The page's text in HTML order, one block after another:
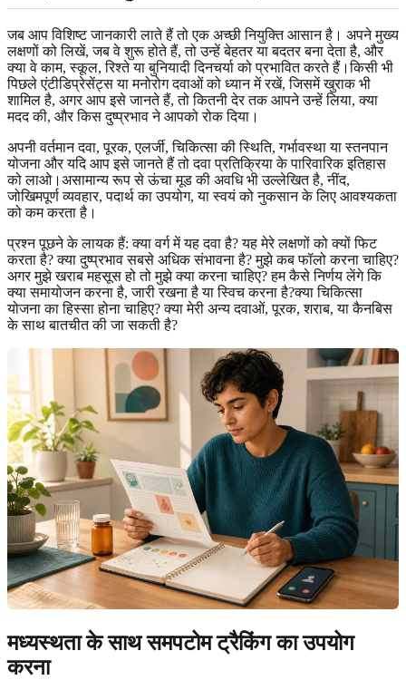
जब आप विशिष्ट जानकारी लाते हैं तो एक अच्छी नियुक्ति आसान है। अपने मुख्य
लक्षणों को लिखें, जब वे शुरू होते हैं, तो उन्हें बेहतर या बदतर बना देता है, और
क्या वे काम, स्कूल, रिश्ते या बुनियादी दिनचर्या को प्रभावित करते हैं।किसी भी
पिछले एंटीडिप्रेसेंट्स या मनोरोग दवाओं को ध्यान में रखें, जिसमें खुराक भी
शामिल है, अगर आप इसे जानते हैं, तो कितनी देर तक आपने उन्हें लिया, क्या
मदद की, और किस दुष्प्रभाव ने आपको रोक दिया।
अपनी वर्तमान दवा, पूरक, एलर्जी, चिकित्सा की स्थिति, गर्भावस्था या स्तनपान
योजना और यदि आप इसे जानते हैं तो दवा प्रतिक्रिया के पारिवारिक इतिहास
को लाओ।असामान्य रूप से ऊंचा मूड की अवधि भी उल्लेखित है, नींद,
जोखिमपूर्ण व्यवहार, पदार्थ का उपयोग, या स्वयं को नुकसान के लिए आवश्यकता
को कम करता है।
प्रश्न पूछने के लायक हैं: क्या वर्ग में यह दवा है? यह मेरे लक्षणों को क्यों फिट
करता है? क्या दुष्प्रभाव सबसे अधिक संभावना है? मुझे कब फॉलो करना चाहिए?
अगर मुझे खराब महसूस हो तो मुझे क्या करना चाहिए? हम कैसे निर्णय लेंगे कि
क्या समायोजन करना है, जारी रखना है या स्विच करना है?क्या चिकित्सा
योजना का हिस्सा होना चाहिए? क्या मेरी अन्य दवाओं, पूरक, शराब, या कैनबिस
के साथ बातचीत की जा सकती है?
मध्यस्थता के साथ समपटोम ट्रैकिंग का उपयोग
करना